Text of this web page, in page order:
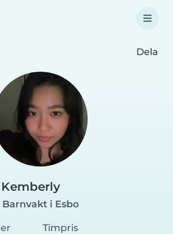
Dela
Kemberly
Barnvakt i Esbo
Timpris